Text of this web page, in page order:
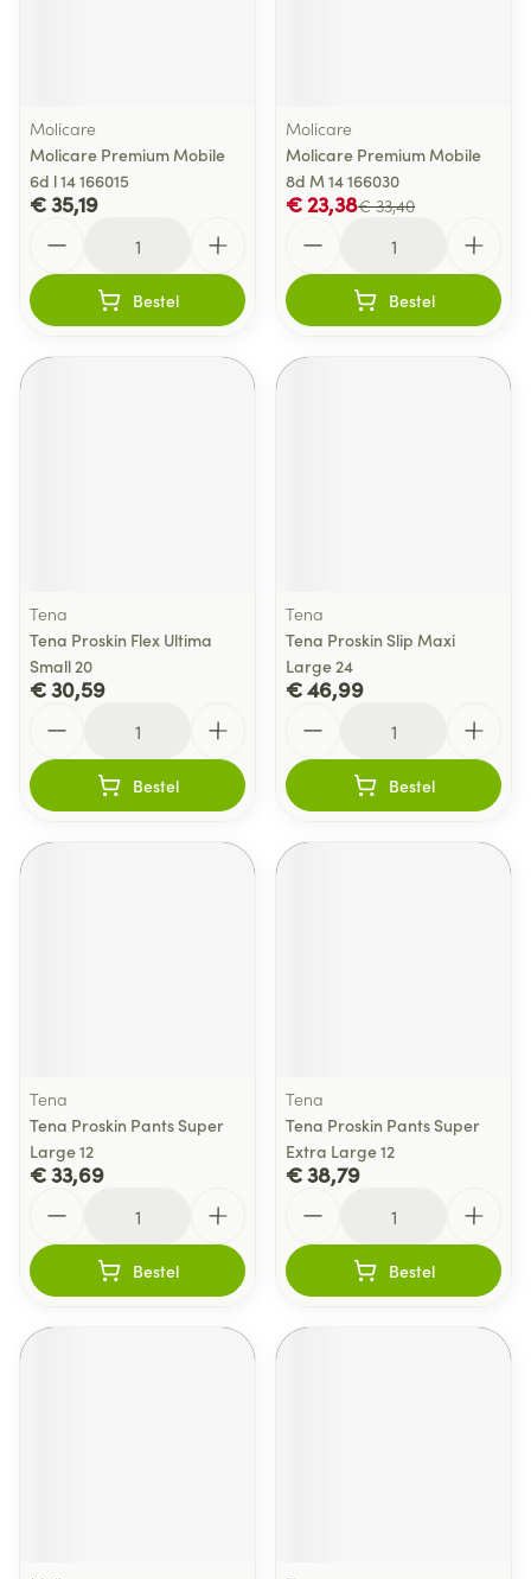
Molicare
Molicare Premium Mobile
6d l 14 166015
€ 35,19
Bestel
Molicare
Molicare Premium Mobile
8d M 14 166030
€ 33,40
€ 23,38
Bestel
Tena
Tena Proskin Flex Ultima
Small 20
€ 30,59
Bestel
Tena
Tena Proskin Slip Maxi
Large 24
€ 46,99
Bestel
Tena
Tena Proskin Pants Super
Large 12
€ 33,69
Bestel
Tena
Tena Proskin Pants Super
Extra Large 12
€ 38,79
Bestel